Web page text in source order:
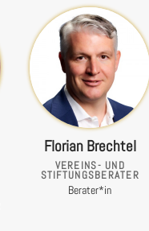
Florian Brechtel
VEREINS- UND
STIFTUNGSBERATER
Berater*in